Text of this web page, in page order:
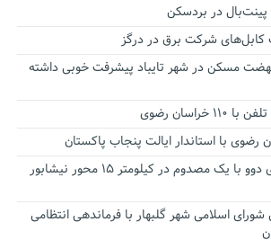
در بردسکن
مسکن در شهر تایباد پیشرفت خوبی داشته
رضوی با استاندار ایالت پنجاب پاکستان
واژگونی خودرو سواری دوو با یک مصدوم در کیلومتر ۱۵ محور نیشابور
اسلامی شهر گلبهار با فرماندهی انتظامی